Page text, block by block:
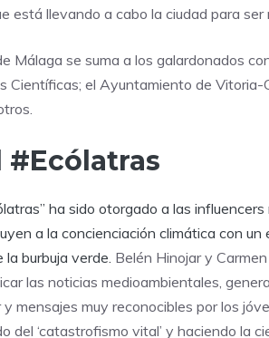
está llevando a cabo la ciudad para ser
Málaga se suma a los galardonados
Científicas; el Ayuntamiento de Vitoria-
#Ecólatras
ha sido otorgado a las
a la concienciación climática con un
burbuja verde. Belén Hinojar y
las noticias medioambientales,
mensajes muy reconocibles por los
del ‘catastrofismo vital’ y haciendo la